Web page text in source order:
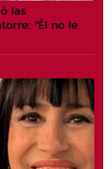
las
"Él no le